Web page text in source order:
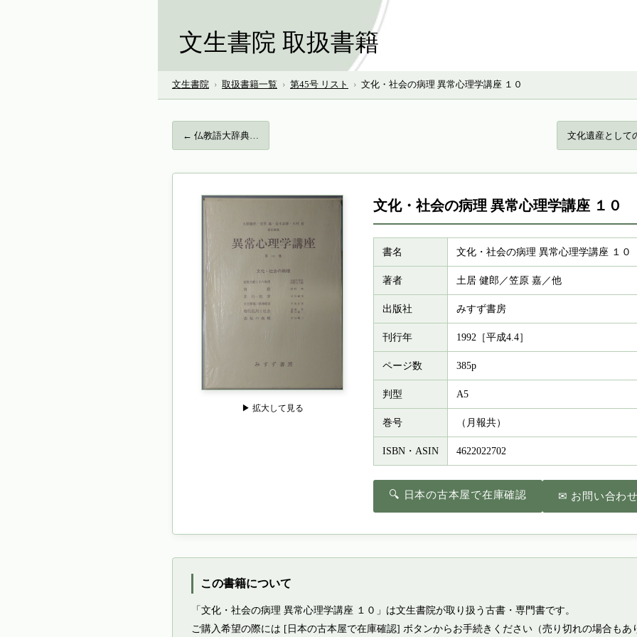
文生書院 取扱書籍
文生書院 › 取扱書籍一覧 › 第45号 リスト › 文化・社会の病理 異常心理学講座 １０
← 仏教語大辞典… 文化遺産とし
▶ 拡大して見る
文化・社会の病理 異常心理学講座 １０
書名 文化・社会の病理 異常心理学講座 １０
著者 土居 健郎／笠原 嘉／他
出版社 みすず書房
刊行年 1992［平成4.4］
ページ数 385p
判型 A5
巻号 （月報共）
ISBN・ASIN 4622022702
🔍 日本の古本屋で在庫確認 ✉ お問い合わせ
この書籍について
「文化・社会の病理 異常心理学講座 １０」は文生書院が取り扱う古書・専門書です。
ご購入希望の際には [日本の古本屋で在庫確認] ボタンからお手続きください（売り切れの場合もあ